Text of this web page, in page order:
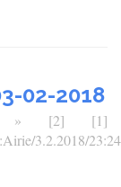
02-2018
» [2] [1]
3.2.2018/23:24